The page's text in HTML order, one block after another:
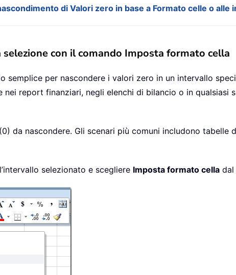
di Valori zero in base a Formato celle o alle
con il comando Imposta formato cella
semplice per nascondere i valori zero in un intervallo
nei report finanziari, negli elenchi di bilancio o in
da nascondere. Gli scenari più comuni includono
selezionato e scegliere Imposta formato cella dal